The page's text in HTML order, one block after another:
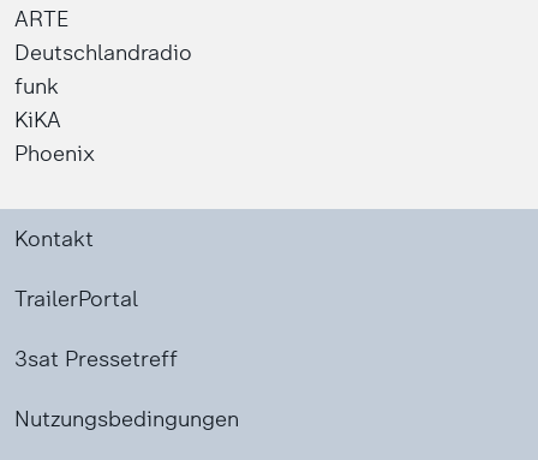
ARTE
Deutschlandradio
funk
KiKA
Phoenix
Kontakt
TrailerPortal
3sat Pressetreff
Nutzungsbedingungen